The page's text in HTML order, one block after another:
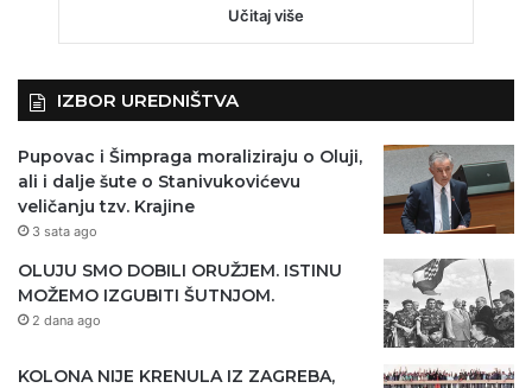
Učitaj više
IZBOR UREDNIŠTVA
Pupovac i Šimpraga moraliziraju o Oluji,
ali i dalje šute o Stanivukovićevu
veličanju tzv. Krajine
3 sata ago
OLUJU SMO DOBILI ORUŽJEM. ISTINU
MOŽEMO IZGUBITI ŠUTNJOM.
2 dana ago
KOLONA NIJE KRENULA IZ ZAGREBA,